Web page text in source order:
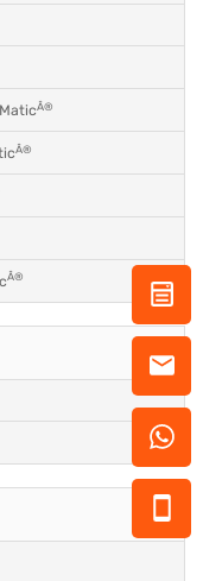
Â®
Â®
Â®